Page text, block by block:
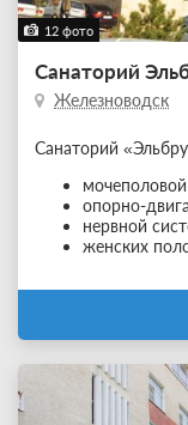
12 фото
Санаторий
Железноводск
Санаторий
опорно-
нервной
женских